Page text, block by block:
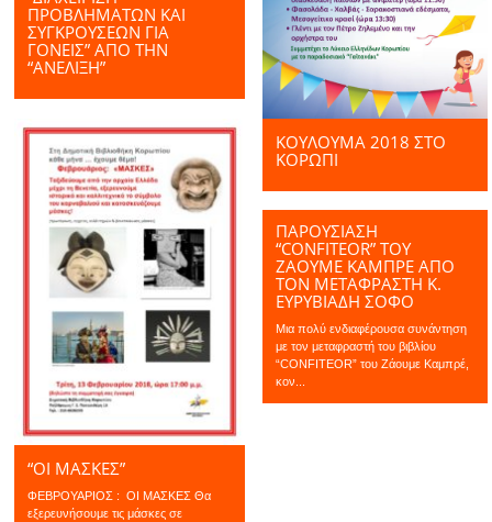
ΠΡΟΒΛΗΜΆΤΩΝ ΚΑΙ
ΣΥΓΚΡΟΎΣΕΩΝ ΓΙΑ
ΓΟΝΕΊΣ” ΑΠΌ ΤΗΝ
“ΑΝΕΛΙΞΗ”
ΚΟΥΛΟΥΜΑ 2018 ΣΤΟ
ΚΟΡΩΠΙ
“ΟΙ ΜΑΣΚΕΣ”
ΦΕΒΡΟΥΑΡΙΟΣ : ΟΙ ΜΑΣΚΕΣ Θα
εξερευνήσουμε τις μάσκες σε
ΠΑΡΟΥΣΙΑΣΗ
“CONFITEOR” ΤΟΥ
ΖΆΟΥΜΕ ΚΑΜΠΡΈ ΑΠΌ
ΤΟΝ ΜΕΤΑΦΡΑΣΤΉ Κ.
ΕΥΡΥΒΙΑΔΗ ΣΟΦΟ
Μια πολύ ενδιαφέρουσα συνάντηση
με τον μεταφραστή του βιβλίου
“CONFITEOR” του Ζάουμε Καμπρέ,
κον...